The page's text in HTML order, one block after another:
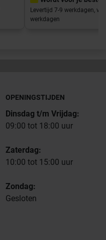
Levertijd 7-9 werkdagen,
werkdagen
OPENINGSTIJDEN
Dinsdag t/m Vrijdag:
09:00 tot 18:00 uur
Zaterdag:
10:00 tot 15:00 uur
Zondag:
Gesloten